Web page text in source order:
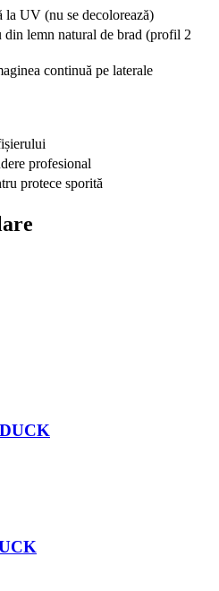
la UV (nu se decolorează)
din lemn natural de brad (profil 2
continuă pe laterale
profesional
protece sporită